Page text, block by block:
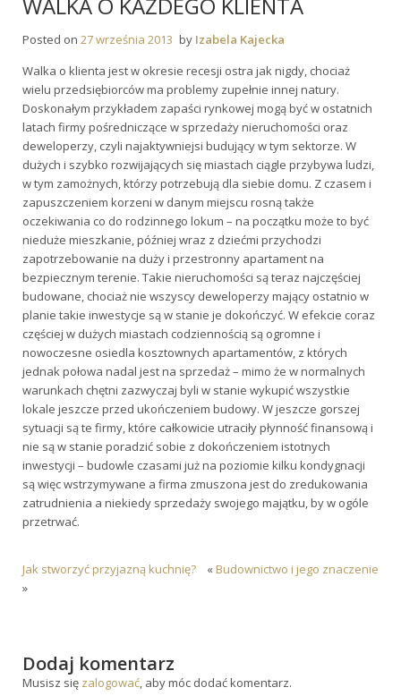
Posted on 27 września 2013 by Izabela Kajecka
Walka o klienta jest w okresie recesji ostra jak nigdy, chociaż
wielu przedsiębiorców ma problemy zupełnie innej natury.
Doskonałym przykładem zapaści rynkowej mogą być w ostatnich
latach firmy pośredniczące w sprzedaży nieruchomości oraz
deweloperzy, czyli najaktywniejsi budujący w tym sektorze. W
dużych i szybko rozwijających się miastach ciągle przybywa ludzi,
w tym zamożnych, którzy potrzebują dla siebie domu. Z czasem i
zapuszczeniem korzeni w danym miejscu rosną także
oczekiwania co do rodzinnego lokum – na początku może to być
nieduże mieszkanie, później wraz z dziećmi przychodzi
zapotrzebowanie na duży i przestronny apartament na
bezpiecznym terenie. Takie nieruchomości są teraz najczęściej
budowane, chociaż nie wszyscy deweloperzy mający ostatnio w
planie takie inwestycje są w stanie je dokończyć. W efekcie coraz
częściej w dużych miastach codziennością są ogromne i
nowoczesne osiedla kosztownych apartamentów, z których
jednak połowa nadal jest na sprzedaż – mimo że w normalnych
warunkach chętni zazwyczaj byli w stanie wykupić wszystkie
lokale jeszcze przed ukończeniem budowy. W jeszcze gorszej
sytuacji są te firmy, które całkowicie utraciły płynność finansową i
nie są w stanie poradzić sobie z dokończeniem istotnych
inwestycji – budowle czasami już na poziomie kilku kondygnacji
są więc wstrzymywane a firma zmuszona jest do zredukowania
zatrudnienia a niekiedy sprzedaży swojego majątku, by w ogóle
przetrwać.
Jak stworzyć przyjazną kuchnię?
»
« Budownictwo i jego znaczenie
Dodaj komentarz
Musisz się zalogować, aby móc dodać komentarz.